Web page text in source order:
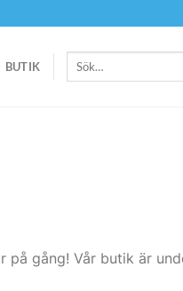
BUTIK
Sök
på gång! Vår butik är